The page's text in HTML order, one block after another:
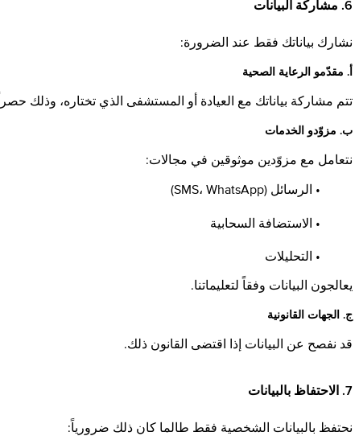
6. مشاركة البيانات
نشارك بياناتك فقط عند الضرورة:
أ. مقدّمو الرعاية الصحية
تتم مشاركة بياناتك مع العيادة أو المستشفى الذي تختاره، وذلك حصراً
ب. مزوّدو الخدمات
نتعامل مع مزوّدين موثوقين في مجالات:
• الرسائل (SMS، WhatsApp)
• الاستضافة السحابية
• التحليلات
يعالجون البيانات وفقاً لتعليماتنا.
ج. الجهات القانونية
قد نفصح عن البيانات إذا اقتضى القانون ذلك.
7. الاحتفاظ بالبيانات
نحتفظ بالبيانات الشخصية فقط طالما كان ذلك ضرورياً: